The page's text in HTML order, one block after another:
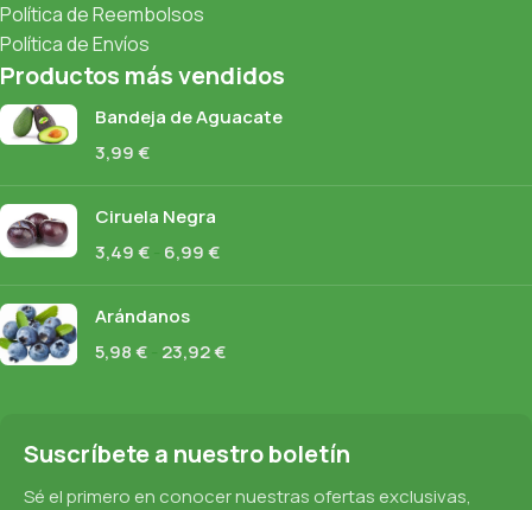
Política de Reembolsos
Política de Envíos
Productos más vendidos
Bandeja de Aguacate
3,99€
Ciruela Negra
3,49€ 6,99€
Arándanos
5,98€ 23,92€
Suscríbete a nuestro boletín
Sé el primero en conocer nuestras ofertas exclusivas,